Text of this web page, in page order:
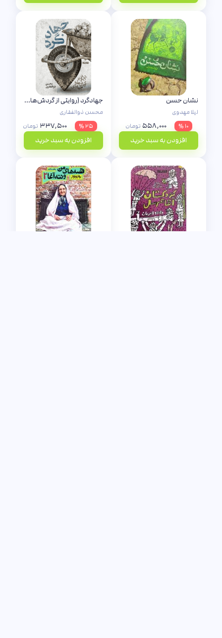
نشان حسن
لیلا مهدوی
۱۰ %
۵۵۸,۰۰۰ تومان
افزودن به سبد خرید
جهادگرد (روایتی از گردش‌های جهادی)
محسن ذوالفقاری
۲۵ %
۳۳۷,۵۰۰ تومان
افزودن به سبد خرید